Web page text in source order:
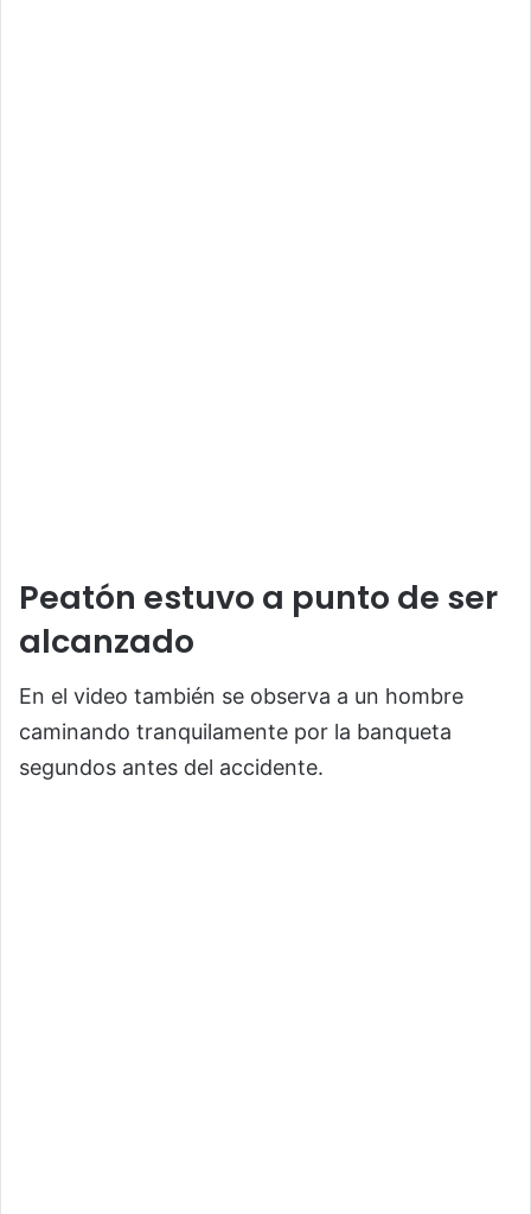
Peatón estuvo a punto de ser
alcanzado
En el video también se observa a un hombre
caminando tranquilamente por la banqueta
segundos antes del accidente.